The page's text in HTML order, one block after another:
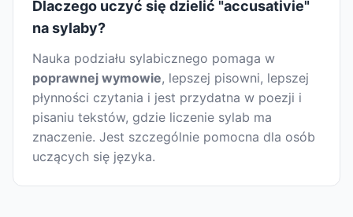
Dlaczego uczyć się dzielić "accusativie"
na sylaby?
Nauka podziału sylabicznego pomaga w
poprawnej wymowie, lepszej pisowni, lepszej
płynności czytania i jest przydatna w poezji i
pisaniu tekstów, gdzie liczenie sylab ma
znaczenie. Jest szczególnie pomocna dla osób
uczących się języka.